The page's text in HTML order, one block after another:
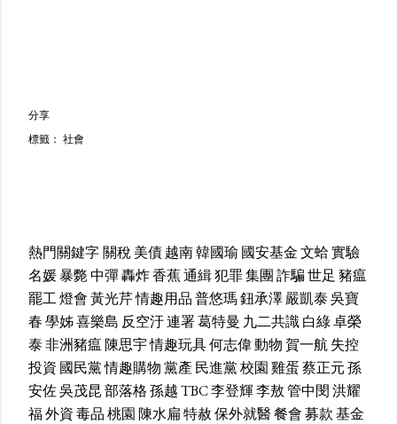
分享
標籤： 社會
熱門關鍵字關稅美債越南韓國瑜 國安基金文蛤實驗
名媛暴斃中彈轟炸香蕉通緝犯罪集團詐騙世足 豬瘟
罷工燈會黃光芹情趣用品普悠瑪鈕承澤嚴凱泰吳寶
春學姊喜樂島 反空汙連署葛特曼 九二共識白綠卓榮
泰非洲豬瘟陳思宇情趣玩具何志偉動物賀一航失控
投資 國民黨情趣購物黨產 民進黨校園雞蛋蔡正元孫
安佐吳茂昆部落格孫越TBC李登輝李敖管中閔洪耀
福外資毒品桃園陳水扁特赦保外就醫餐會募款基金